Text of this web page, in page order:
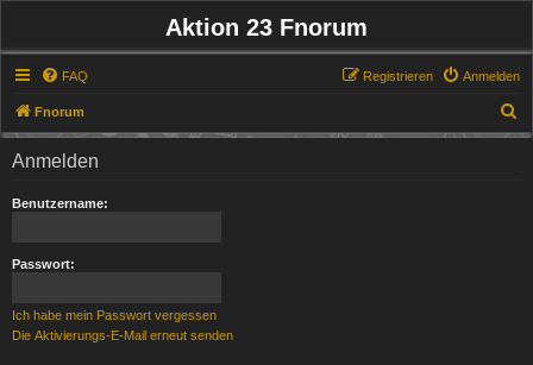
Aktion 23 Fnorum
FAQ Anmelden
Registrieren
Fnorum
u
Anmelden
Benutzername:
Passwort:
Ich habe mein Passwort vergessen
Die Aktivierungs-E-Mail erneut senden